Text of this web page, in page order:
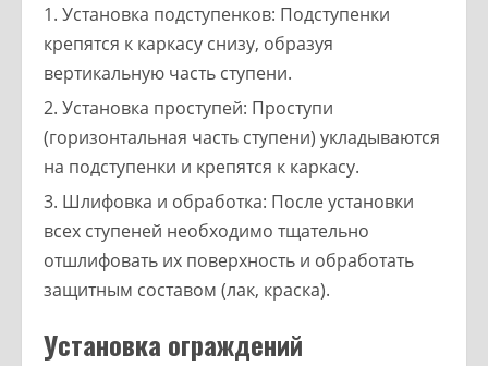
Установка подступенков: Подступенки
крепятся к каркасу снизу, образуя
вертикальную часть ступени.
Установка проступей: Проступи
(горизонтальная часть ступени) укладываются
на подступенки и крепятся к каркасу.
Шлифовка и обработка: После установки
всех ступеней необходимо тщательно
отшлифовать их поверхность и обработать
защитным составом (лак, краска).
Установка ограждений